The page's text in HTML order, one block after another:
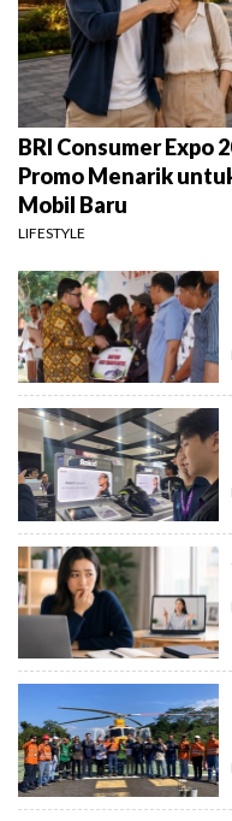
BRI Consumer Expo
Promo Menarik
Mobil Baru
LIFESTYLE